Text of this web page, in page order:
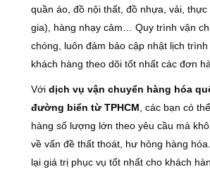
quần áo, đồ nội thất, đồ nhựa, vải,
gia), hàng nhạy cảm… Quy trình vận
chóng, luôn đảm bảo cập nhật lịch
khách hàng theo dõi tốt nhất các đơn
Với dịch vụ vận chuyển hàng hóa
đường biển từ TPHCM , các bạn có
hàng số lượng lớn theo yêu cầu mà
về vấn đề thất thoát, hư hỏng hàng
lại giá trị phục vụ tốt nhất cho khách